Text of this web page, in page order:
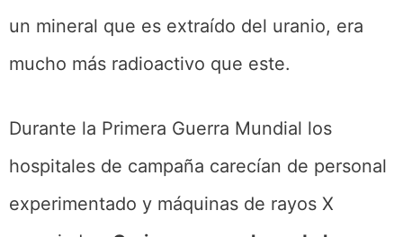
un mineral que es extraído del uranio, era
mucho más radioactivo que este.
Durante la Primera Guerra Mundial los
hospitales de campaña carecían de personal
experimentado y máquinas de rayos X